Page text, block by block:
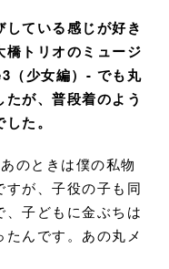
ている感じが好き
橋トリオのミュージ
（少女編）- でも丸
が、普段着のよう
た。
のときは僕の私物
が、子役の子も同
、子どもに金ぶちは
んです。あの丸メ